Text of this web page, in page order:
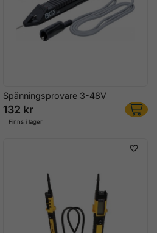
Spänningsprovare 3-48V
132 kr
Finns i lager